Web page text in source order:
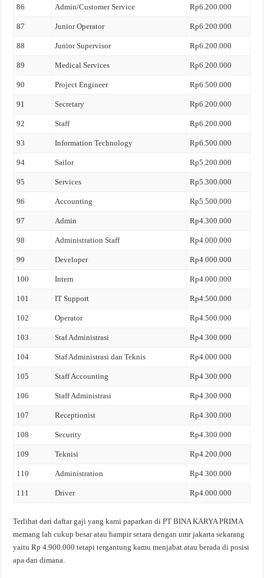
86 Admin/Customer Service Rp6.200.000
87 Junior Operator Rp6.200.000
88 Junior Supervisor Rp6.200.000
89 Medical Services Rp6.200.000
90 Project Engineer Rp6.500.000
91 Secretary Rp6.200.000
92 Staff Rp6.200.000
93 Information Technology Rp6.500.000
94 Sailor Rp5.200.000
95 Services Rp5.300.000
96 Accounting Rp5.500.000
97 Admin Rp4.300.000
98 Administration Staff Rp4.000.000
99 Developer Rp4.000.000
100 Intern Rp4.000.000
101 IT Support Rp4.500.000
102 Operator Rp4.500.000
103 Staf Administrasi Rp4.300.000
104 Staf Administrasi dan Teknis Rp4.000.000
105 Staff Accounting Rp4.300.000
106 Staff Administrasi Rp4.300.000
107 Receptionist Rp4.300.000
108 Security Rp4.300.000
109 Teknisi Rp4.200.000
110 Administration Rp4.300.000
111 Driver Rp4.000.000
Terlihat dari daftar gaji yang kami paparkan di PT BINA KARYA PRIMA
memang lah cukup besar atau hampir setara dengan umr jakarta sekarang
yaitu Rp 4.900.000 tetapi tergantung kamu menjabat atau berada di posisi
apa dan dimana.